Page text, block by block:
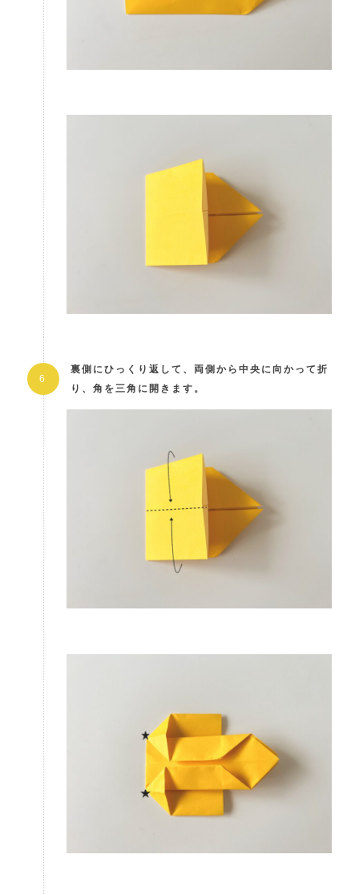
裏側にひっくり返して、両側から中央に向かって折
り、角を三角に開きます。